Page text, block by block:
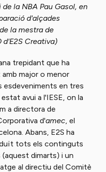
la NBA Pau Gasol, en
d'alçades
la mestra de
d'E2S Creativa)
trepidant que ha
major o menor
esdeveniments en tres
avui a l'IESE, on la
a directora de
d'amec , el
Abans, E2S ha
tots els continguts
(aquest dimarts) i un
al directiu del Comitè